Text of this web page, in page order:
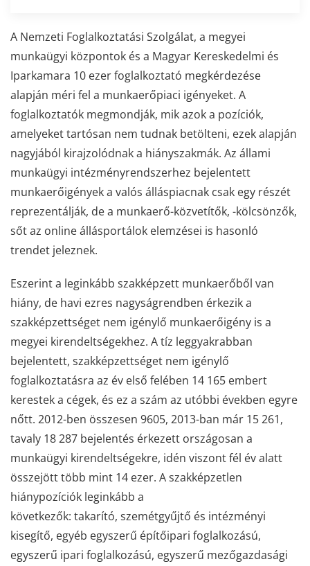
A Nemzeti Foglalkoztatási Szolgálat, a megyei
munkaügyi központok és a Magyar Kereskedelmi és
Iparkamara 10 ezer foglalkoztató megkérdezése
alapján méri fel a munkaerőpiaci igényeket. A
foglalkoztatók megmondják, mik azok a pozíciók,
amelyeket tartósan nem tudnak betölteni, ezek alapján
nagyjából kirajzolódnak a hiányszakmák. Az állami
munkaügyi intézményrendszerhez bejelentett
munkaerőigények a valós álláspiacnak csak egy részét
reprezentálják, de a munkaerő-közvetítők, -kölcsönzők,
sőt az online állásportálok elemzései is hasonló
trendet jeleznek.
Eszerint a leginkább szakképzett munkaerőből van
hiány, de havi ezres nagyságrendben érkezik a
szakképzettséget nem igénylő munkaerőigény is a
megyei kirendeltségekhez. A tíz leggyakrabban
bejelentett, szakképzettséget nem igénylő
foglalkoztatásra az év első felében 14 165 embert
kerestek a cégek, és ez a szám az utóbbi években egyre
nőtt. 2012-ben összesen 9605, 2013-ban már 15 261,
tavaly 18 287 bejelentés érkezett országosan a
munkaügyi kirendeltségekre, idén viszont fél év alatt
összejött több mint 14 ezer. A szakképzetlen
hiánypozíciók leginkább a
következők: takarító, szemétgyűjtő és intézményi
kisegítő, egyéb egyszerű építőipari foglalkozású,
egyszerű ipari foglalkozású, egyszerű mezőgazdasági